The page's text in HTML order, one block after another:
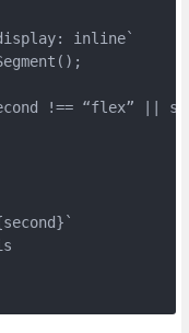
inline`
!== “flex” ||